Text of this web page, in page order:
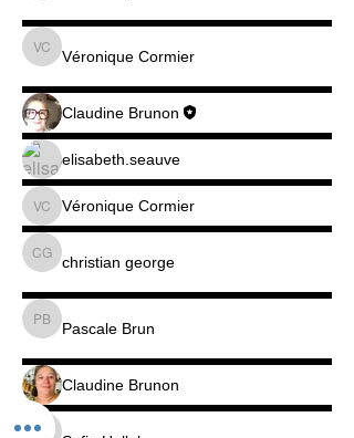
Véronique Cormier
Véronique Cormier
Claudine Brunon
elisabeth.seauve
Véronique Cormier
Véronique Cormier
christian george
christian george
Pascale Brun
Pascale Brun
Claudine Brunon